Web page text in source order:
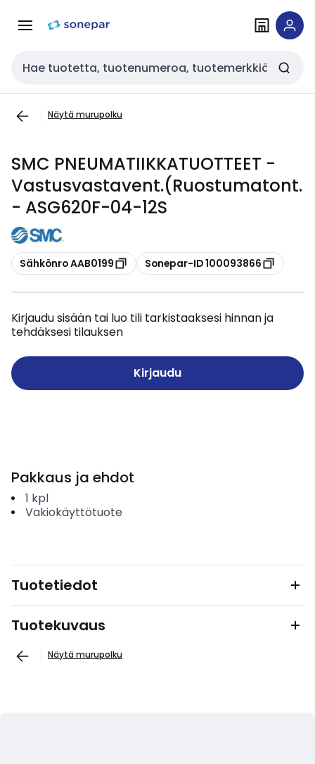
navigointiinsisältöön
Haku
Näytä murupolku
SMC PNEUMATIIKKATUOTTEET -
Vastusvastavent.(Ruostumatont.
- ASG620F-04-12S
Kopioi
Sähkönro AAB0199 Kopioi
Sonepar-ID 100093866
Kirjaudu sisään tai luo tili tarkistaaksesi hinnan ja
tehdäksesi tilauksen
Kirjaudu
Pakkaus ja ehdot
1 kpl
Vakiokäyttötuote
Tuotetiedot
Tuotekuvaus
Näytä murupolku